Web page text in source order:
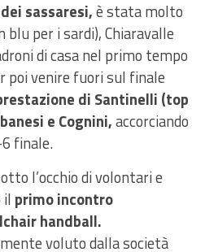
sassaresi,è stata molto
blu per i sardi), Chiaravalle
di casa nel primo tempo
poi venire fuori sul finale
di Santinelli (top
e Cognini,accorciando
finale.
l’occhio di volontari e
il primo incontro
handball.
voluto dalla società